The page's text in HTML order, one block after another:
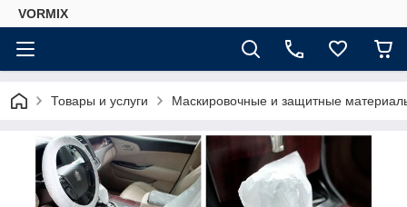
VORMIX
Товары и услуги Маскировочные и защитные